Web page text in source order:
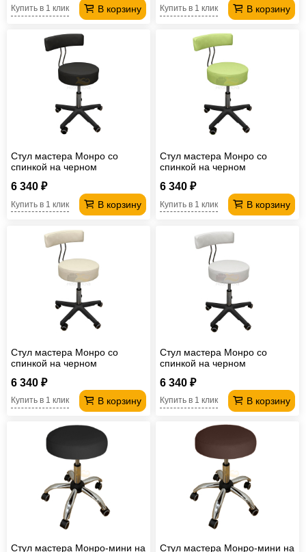
В корзину
Купить в 1 клик В корзину
Купить в 1 клик
Стул мастера Монро со
спинкой на черном
черный
6 340 ₽
В корзину
Купить в 1 клик
Стул мастера Монро со
спинкой на черном
зеленый
6 340 ₽
В корзину
Купить в 1 клик
Стул мастера Монро со
спинкой на черном
бежевый
6 340 ₽
В корзину
Купить в 1 клик
Стул мастера Монро со
спинкой на черном
белый
6 340 ₽
В корзину
Купить в 1 клик
Стул мастера Монро-мини на Стул мастера Монро-мини на